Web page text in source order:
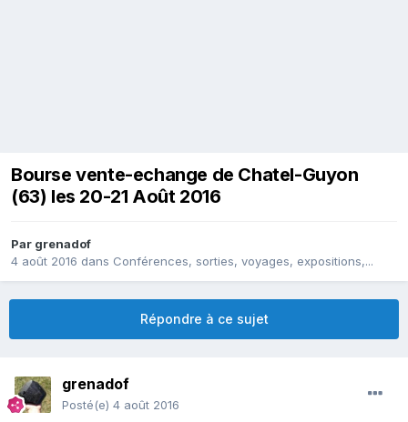
Bourse vente-echange de Chatel-Guyon
(63) les 20-21 Août 2016
Par grenadof
4 août 2016 dans Conférences, sorties, voyages, expositions,...
Répondre à ce sujet
grenadof
Posté(e) 4 août 2016